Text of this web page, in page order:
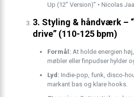
Up (12’’ Version)” • Nicolas
3. Styling & håndværk –
drive” (110-125 bpm)
Formål: At holde energien
møbler eller finpudser hylder
Lyd: Indie-pop, funk, disco-
markant bas og klare hooks.